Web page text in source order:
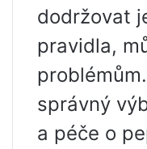
dodržovat
pravidla,
správný
a péče o